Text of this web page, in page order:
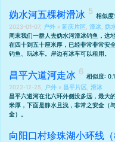
妫水河五棵树滑冰
相似度
2023-01-07,
户外 » 延庆片区 滑冰
妫
周末我们一群人去妫水河滑冰钓鱼，这
在四十到五十厘米厚，已经非常非常安
钓鱼、玩冰车。岸边有冰车可以租用。
昌平六道河走冰
相似度:
2022-12-25,
户外 » 昌平片区 滑冰
昌平六道河在北六环外侧没多远，最大
米厚，下面是静水且浅，非常之安全（
全）。
向阳口村珍珠湖小环线